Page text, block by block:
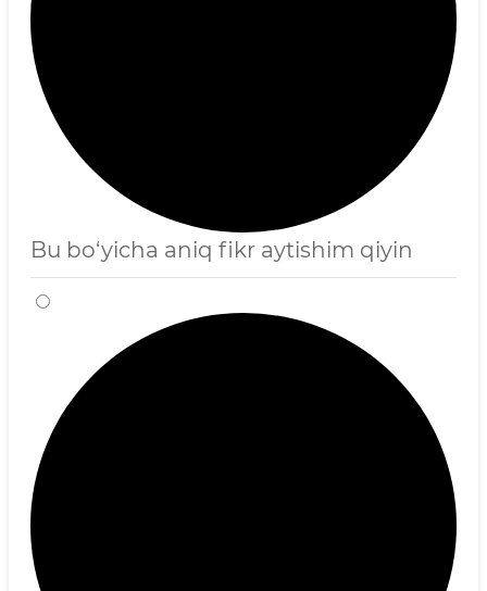
Bu bo‘yicha aniq fikr aytishim qiyin